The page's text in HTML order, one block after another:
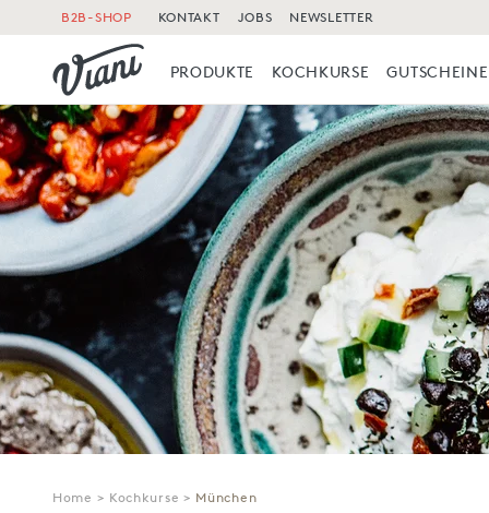
B2B-SHOP KONTAKT JOBS NEWSLETTER
PRODUKTE KOCHKURSE GUTSCHEINE
Home > Kochkurse > München